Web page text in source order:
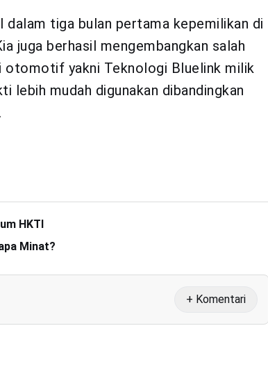
tiga bulan pertama kepemilikan di
juga berhasil mengembangkan salah
yakni Teknologi Bluelink milik
lebih mudah digunakan dibandingkan
HKTI
Minat?
+ Komentari